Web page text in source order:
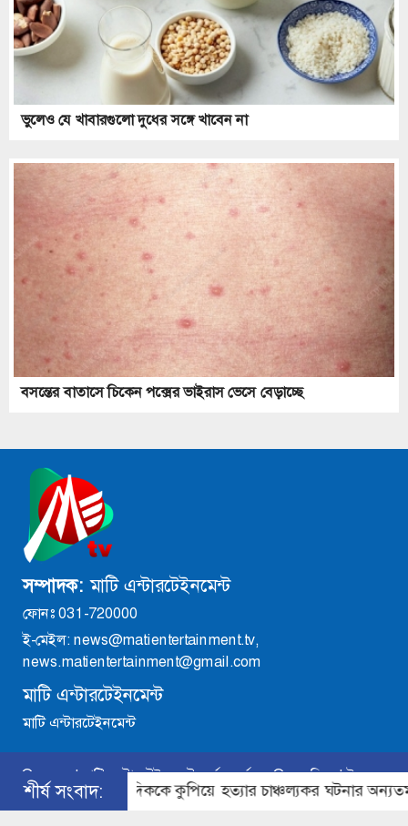
ভুলেও যে খাবারগুলো দুধের সঙ্গে খাবেন না
বসন্তের বাতাসে চিকেন পক্সের ভাইরাস ভেসে বেড়াচ্ছে
সম্পাদক: মাটি এন্টারটেইনমেন্ট
ফোনঃ 031-720000
ই-মেইল: news@matientertainment.tv,
news.matientertainment@gmail.com
মাটি এন্টারটেইনমেন্ট
মাটি এন্টারটেইনমেন্ট
©২০২৬ | মাটি এন্টারটেইনমেন্টকর্তৃক সর্বসত্ব®সংরক্ষিত | উন্নয়নে
ইমিথমেকারস.কম
শীর্ষ সংবাদ:
সাংবাদিককে কুপিয়ে হত্যার চাঞ্চল্যকর ঘটনার অন্যতম প্রধান